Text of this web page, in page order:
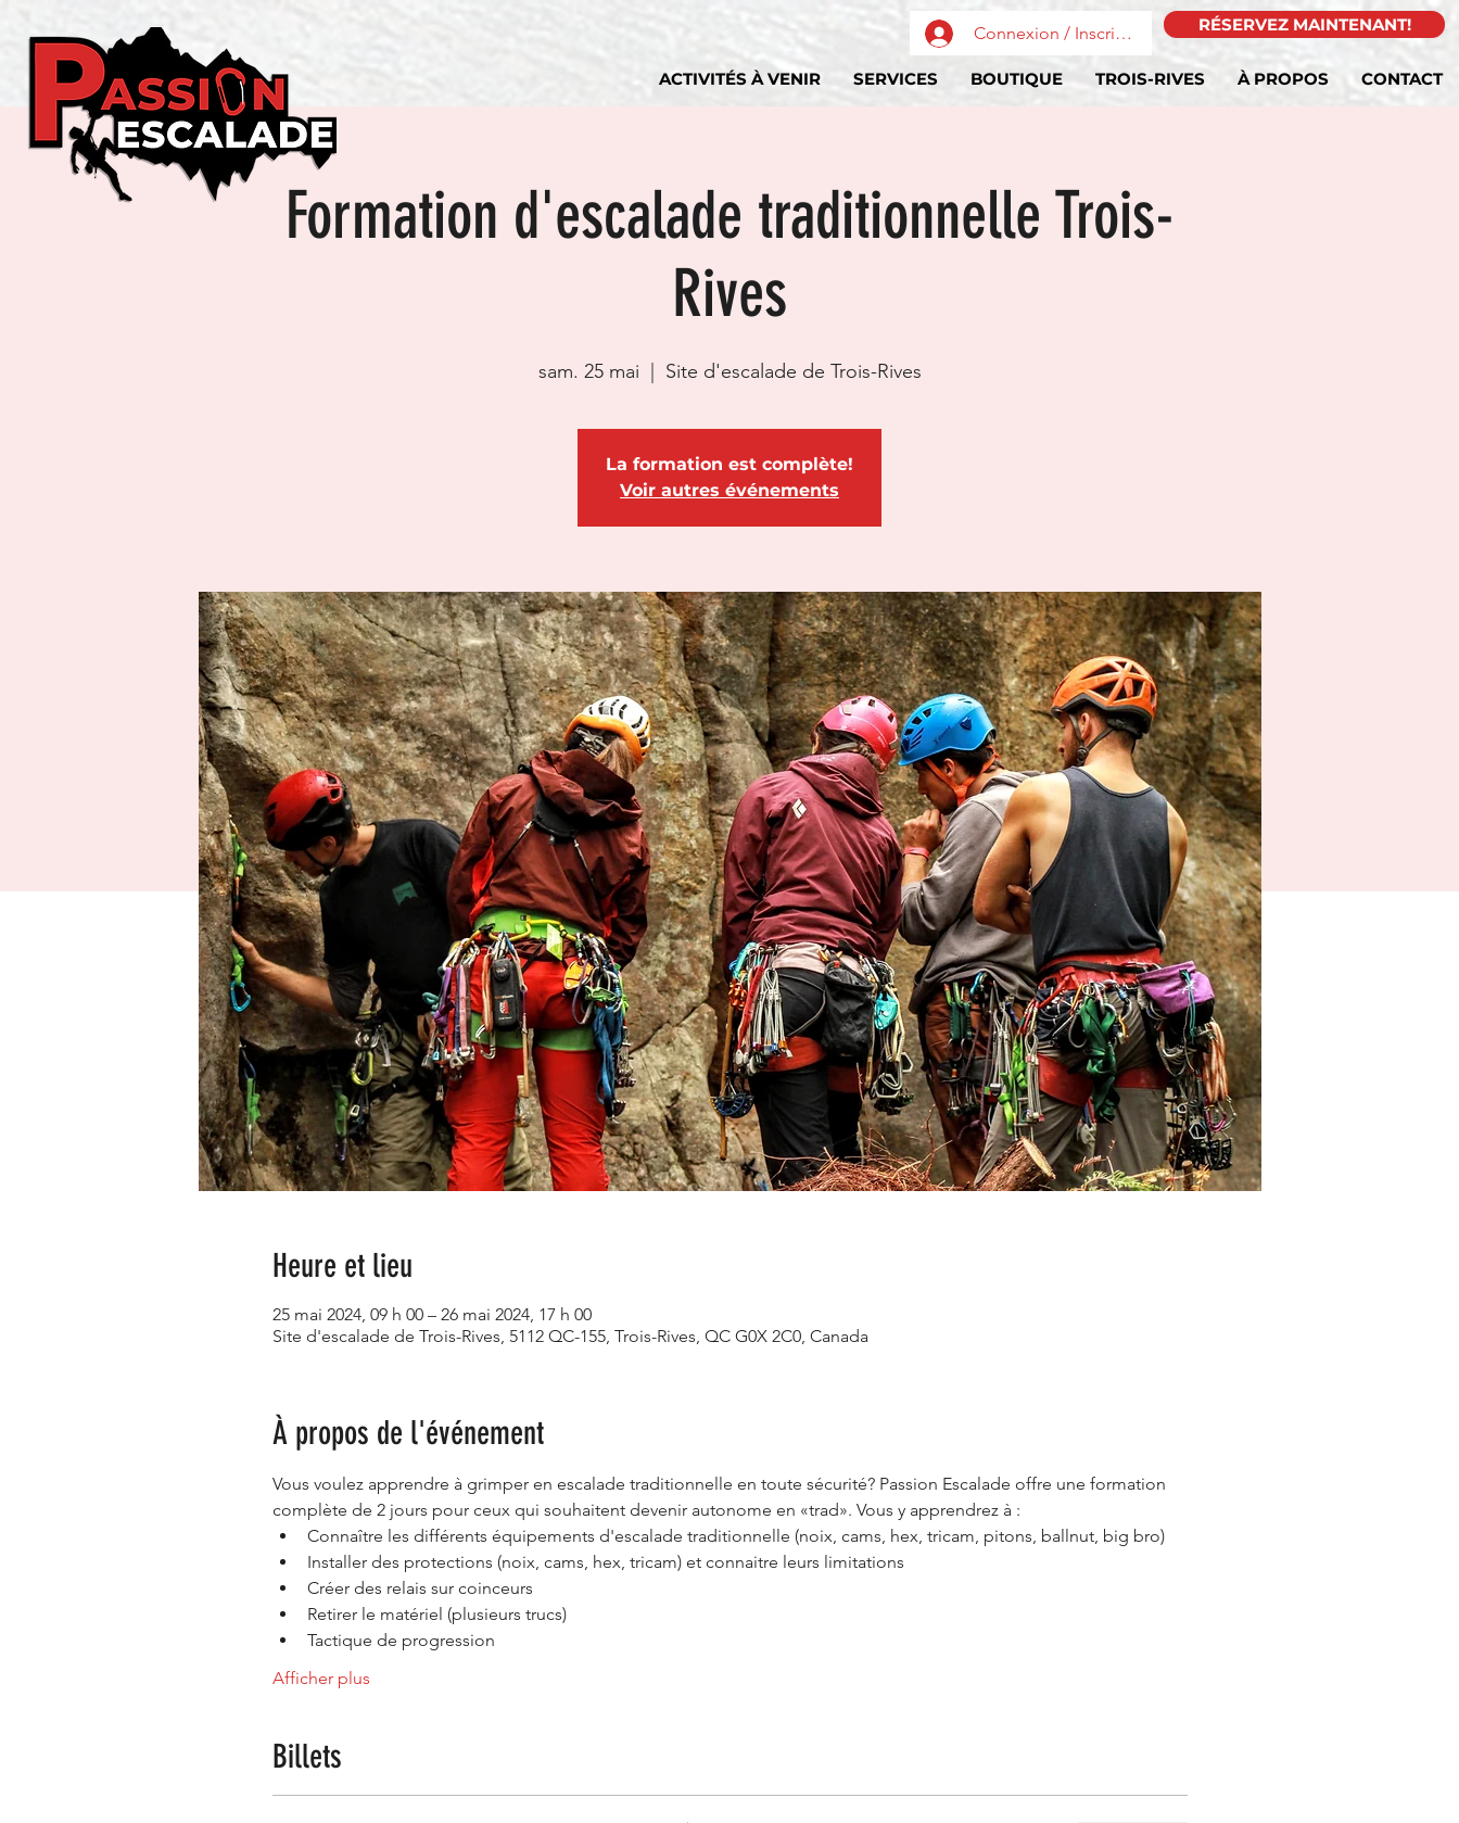
ACTIVITÉS À VENIR SERVICES BOUTIQUE TROIS-RIVES À PROPOS CONTACT
RÉSERVEZ MAINTENANT!
Connexion / Inscription
Formation d'escalade traditionnelle Trois-
Rives
sam. 25 mai Site d'escalade de Trois-Rives
La formation est complète!
Voir autres événements
Heure et lieu
25 mai 2024, 09 h 00 – 26 mai 2024, 17 h 00
Site d'escalade de Trois-Rives, 5112 QC-155, Trois-Rives, QC G0X 2C0, Canada
À propos de l'événement
Vous voulez apprendre à grimper en escalade traditionnelle en toute sécurité? Passion Escalade offre une formation
complète de 2 jours pour ceux qui souhaitent devenir autonome en «trad». Vous y apprendrez à :
Connaître les différents équipements d'escalade traditionnelle (noix, cams, hex, tricam, pitons, ballnut, big bro)
Installer des protections (noix, cams, hex, tricam) et connaitre leurs limitations
Créer des relais sur coinceurs
Retirer le matériel (plusieurs trucs)
Tactique de progression
Afficher plus
Billets